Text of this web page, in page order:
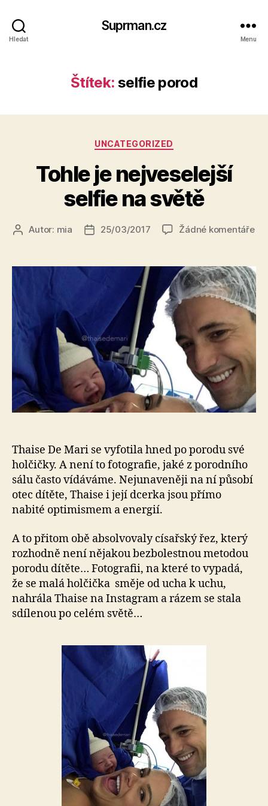
Hledat
Suprman.cz
Menu
Štítek: selfie porod
Rubriky
UNCATEGORIZED
Tohle je nejveselejší
selfie na světě
AutorAutor: mia
Datum
25/03/2017 Žádné komentářeu
je
Thaise De Mari se vyfotila hned po porodu své
holčičky. A není to fotografie, jaké z porodního
sálu často vídáváme. Nejunaveněji na ní působí
otec dítěte, Thaise i její dcerka jsou přímo
nabité optimismem a energií.
A to přitom obě absolvovaly císařský řez, který
rozhodně není nějakou bezbolestnou metodou
porodu dítěte… Fotografii, na které to vypadá,
že se malá holčička směje od ucha k uchu,
nahrála Thaise na Instagram a rázem se stala
sdílenou po celém světě…